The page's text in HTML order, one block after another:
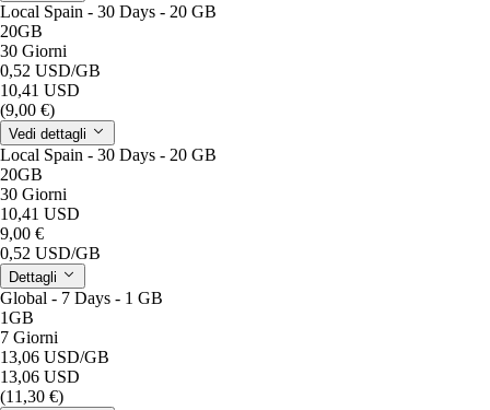
Local Spain - 30 Days - 20 GB
20GB
30 Giorni
0,52 USD/GB
10,41 USD
(9,00 €)
Vedi dettagli
Local Spain - 30 Days - 20 GB
20GB
30 Giorni
10,41 USD
9,00 €
0,52 USD/GB
Dettagli
Global - 7 Days - 1 GB
1GB
7 Giorni
13,06 USD/GB
13,06 USD
(11,30 €)